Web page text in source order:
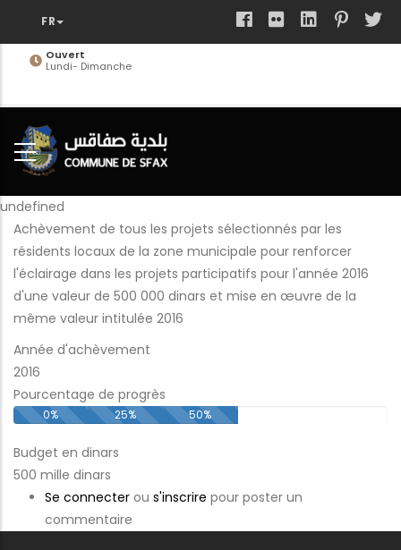
contenuOuvert
Lundi- Dimanche
undefined
Achèvement de tous les projets sélectionnés par les
résidents locaux de la zone municipale pour renforcer
l'éclairage dans les projets participatifs pour l'année 2016
d'une valeur de 500 000 dinars et mise en œuvre de la
même valeur intitulée 2016
Année d'achèvement
2016
Pourcentage de progrès
0% 25% 50%
Budget en dinars
500 mille dinars
Se connecter ou s'inscrire pour poster un
commentaire